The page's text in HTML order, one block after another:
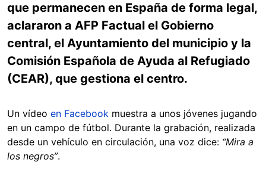
que permanecen en España de forma legal,
aclararon a AFP Factual el Gobierno
central, el Ayuntamiento del municipio y la
Comisión Española de Ayuda al Refugiado
(CEAR), que gestiona el centro.
Un vídeo en Facebook muestra a unos jóvenes jugando
en un campo de fútbol. Durante la grabación, realizada
desde un vehículo en circulación, una voz dice: “Mira a
los negros”.